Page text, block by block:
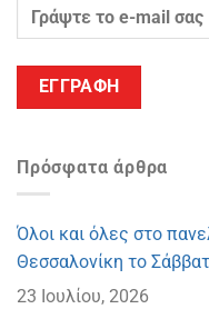
Πρόσφατα άρθρα
Όλοι και όλες στο
Θεσσαλονίκη το
23 Ιουλίου, 2026